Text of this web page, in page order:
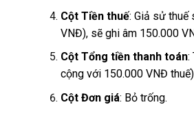
Cột Tiền thuế: Giả sử thuế
VNĐ), sẽ ghi âm 150.000
Cột Tổng tiền thanh toán:
cộng với 150.000 VNĐ
Cột Đơn giá: Bỏ trống.